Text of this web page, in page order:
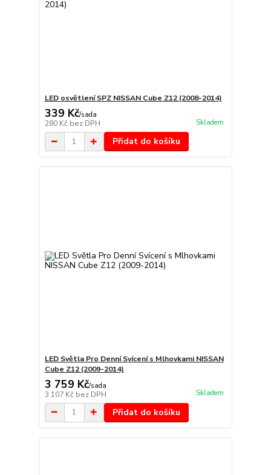
LED osvětlení SPZ NISSAN Cube Z12 (2008-2014)
339 Kč/sada
280 Kč bez DPH Skladem
Přidat do košíku
LED Světla Pro Denní Svícení s Mlhovkami NISSAN
Cube Z12 (2009-2014)
3 759 Kč/sada
3 107 Kč bez DPH Skladem
Přidat do košíku